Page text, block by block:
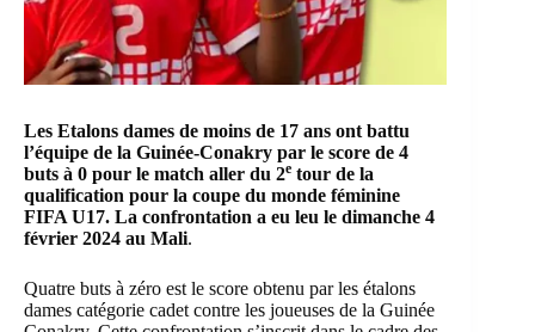
Les Etalons dames de moins de 17 ans ont battu
l’équipe de la Guinée-Conakry par le score de 4
buts à 0 pour le match aller du 2e tour de la
qualification pour la coupe du monde féminine
FIFA U17. La confrontation a eu leu le dimanche 4
février 2024 au Mali.
Quatre buts à zéro est le score obtenu par les étalons
dames catégorie cadet contre les joueuses de la Guinée